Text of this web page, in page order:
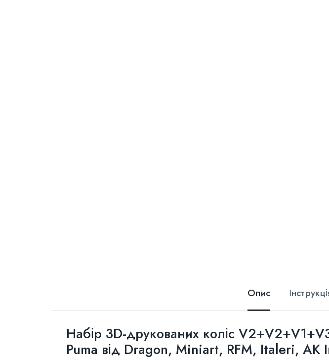
Опис
Набір 3D-друкованих коліс
Puma від Dragon, Miniart, RFM, Italeri,